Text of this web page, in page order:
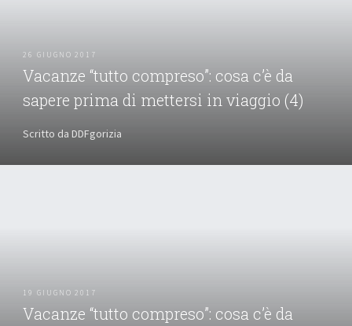
26 GIUGNO 2017
Vacanze “tutto compreso”: cosa c’è da
sapere prima di mettersi in viaggio (4)
Scritto da DDFgorizia
19 GIUGNO 2017
Vacanze “tutto compreso”: cosa c’è da